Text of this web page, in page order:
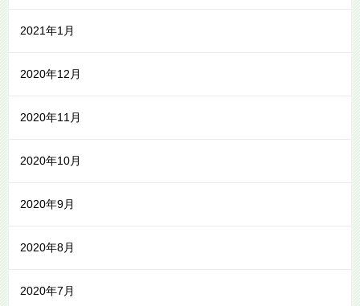
2021年1月
2020年12月
2020年11月
2020年10月
2020年9月
2020年8月
2020年7月